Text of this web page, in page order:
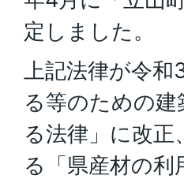
定しました。
上記法律が令和
る等のための
る法律」に改
る「県産材の